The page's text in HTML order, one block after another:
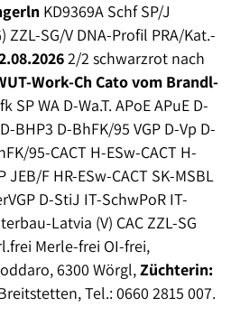
KD9369A Schf SP/J
ZZL-SG/V DNA-Profil PRA/Kat.-
2/2 schwarzrot nach
Work-Ch Cato vom Brandl-
SP WA D-Wa.T. APoE APuE D-
BHP3 D-BhFK/95 VGP D-Vp D-
95-CACT H-ESw-CACT H-
JEB/F HR-ESw-CACT SK-MSBL
D-StiJ IT-SchwPoR IT-
Latvia (V) CAC ZZL-SG
Merle-frei OI-frei,
6300 Wörgl,Züchterin:
Tel.: 0660 2815 007.